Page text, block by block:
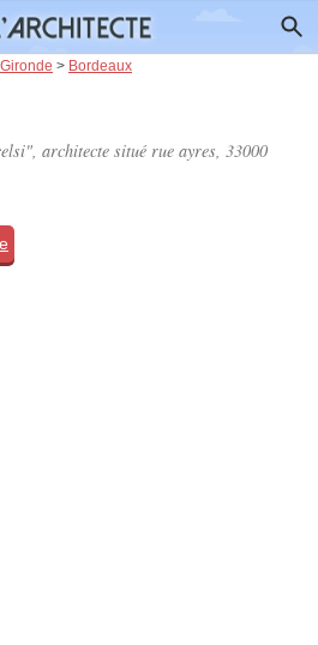
Gironde > Bordeaux
architecte situé rue ayres, 33000